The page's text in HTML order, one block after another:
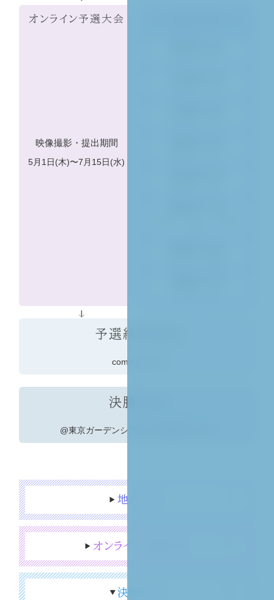
オンライン予選大会
映像撮影・提出期間
5月1日(木)〜7月15日(水)
予選結果発表
coming soon
決勝大会
@東京ガーデンシアター 8月26日（水）
地方大会
オンライン予選大会
決勝大会